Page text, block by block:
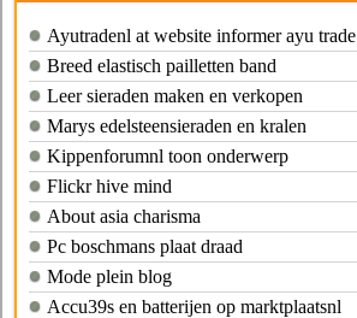
Ayutradenl at website informer ayu trade
Breed elastisch pailletten band
Leer sieraden maken en verkopen
Marys edelsteensieraden en kralen
Kippenforumnl toon onderwerp
Flickr hive mind
About asia charisma
Pc boschmans plaat draad
Mode plein blog
Accu39s en batterijen op marktplaatsnl